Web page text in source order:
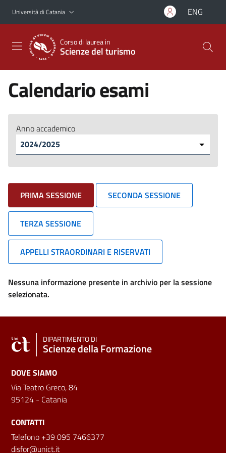
Vai al contenuto principale
Vai al menu di navigazione
Università di Catania ENG
Corso di laurea in
Scienze del turismo
Calendario esami
Anno accademico
PRIMA SESSIONE SECONDA SESSIONE
TERZA SESSIONE
APPELLI STRAORDINARI E RISERVATI
Nessuna informazione presente in archivio per la sessione
selezionata.
DIPARTIMENTO DI
Scienze della Formazione
DOVE SIAMO
Via Teatro Greco, 84
95124 - Catania
CONTATTI
Telefono +39 095 7466377
disfor@unict.it